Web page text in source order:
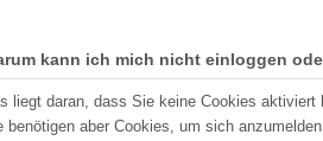
kann ich mich nicht einloggen
liegt daran, dass Sie keine Cookies aktiviert
benötigen aber Cookies, um sich